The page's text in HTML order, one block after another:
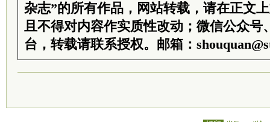
杂志”的所有作品，网站转载，请在正文
且不得对内容作实质性改动；微信公众号
台，转载请联系授权。邮箱：